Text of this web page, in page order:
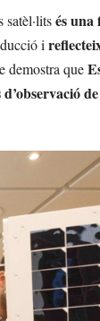
és
i
demostra que